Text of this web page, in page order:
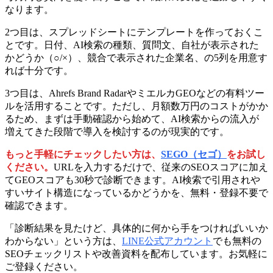
なります。
2つ目は、スプレッドシートにテンプレートを作っておくこ
とです。日付、AI検索の種類、質問文、自社が表示された
かどうか（○/×）、競合で表示された企業名、の5列を用意す
れば十分です。
3つ目は、Ahrefs Brand RadarやミエルカGEOなどの有料ツー
ルを活用することです。ただし、月額数万円のコストがかか
るため、まずは手動確認から始めて、AI検索からの流入が
増えてきた段階で導入を検討するのが現実的です。
もっと手軽にチェックしたい方は、 SEGO（セゴ） をお試し
ください。 URLを入力するだけで、従来のSEOスコアに加え
てGEOスコアも30秒で診断できます。AI検索で引用されや
すいサイト構造になっているかどうかを、無料・登録不要で
確認できます。
「診断結果を見たけど、具体的に何から手をつければいいか
わからない」という方は、 LINE公式アカウント でも無料の
SEOチェックリストや改善資料を配布しています。お気軽に
ご登録ください。